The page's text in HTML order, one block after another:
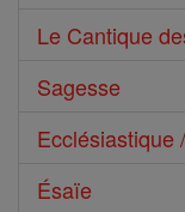
Le Cantique
Sagesse
Ecclésiastique
Ésaïe